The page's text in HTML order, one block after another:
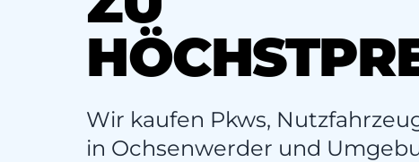
Wir kaufen Pkws,
in Ochsenwerder und